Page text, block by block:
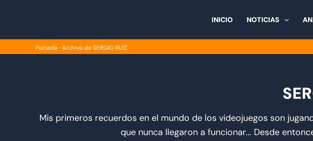
INICIO NOTICIAS
Portada ›Archivo de SERGIO RUIZ
Mis primeros recuerdos en el mundo de los videojuegos son
que nunca llegaron a funcionar... Desde